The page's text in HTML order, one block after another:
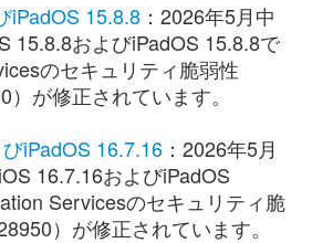
iPadOS 15.8.8 ：2026年5月中
15.8.8およびiPadOS 15.8.8で
のセキュリティ脆弱性
）が修正されています。
iPadOS 16.7.16 ：2026年5月
16.7.16およびiPadOS
Servicesのセキュリティ脆
）が修正されています。